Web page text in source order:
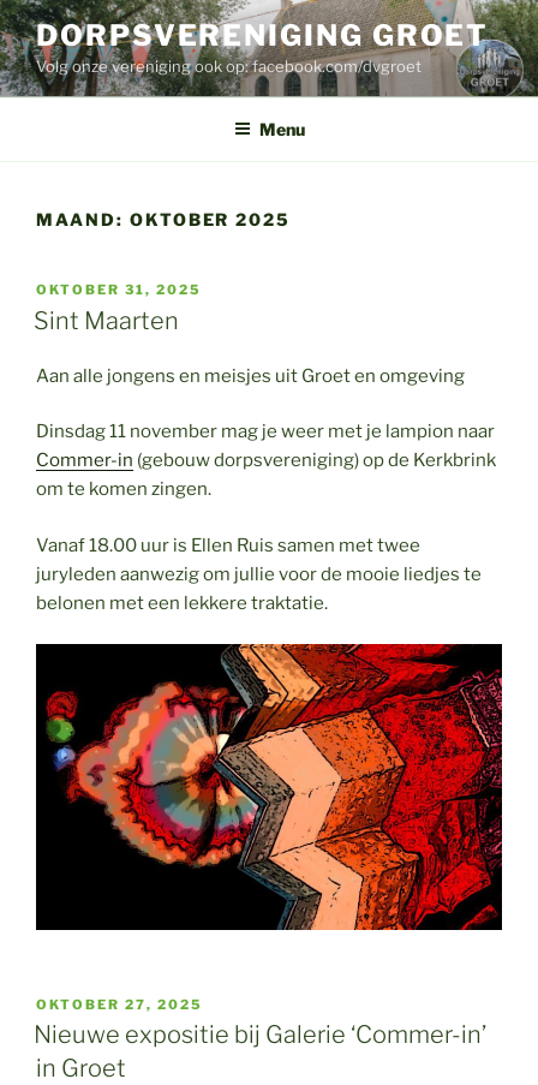
Ga
naar
de
inhoud
DORPSVERENIGING GROET
Volg onze vereniging ook op: facebook.com/dvgroet
Menu
MAAND: OKTOBER 2025
GEPLAATST
OP
OKTOBER 31, 2025
Sint Maarten
Aan alle jongens en meisjes uit Groet en omgeving
Dinsdag 11 november mag je weer met je lampion naar
Commer-in (gebouw dorpsvereniging) op de Kerkbrink
om te komen zingen.
Vanaf 18.00 uur is Ellen Ruis samen met twee
juryleden aanwezig om jullie voor de mooie liedjes te
belonen met een lekkere traktatie.
GEPLAATST
OP
OKTOBER 27, 2025
Nieuwe expositie bij Galerie ‘Commer-in’
in Groet